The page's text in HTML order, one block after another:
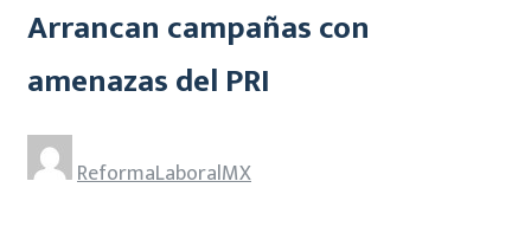
Arrancan campañas con
amenazas del PRI
ReformaLaboralMX